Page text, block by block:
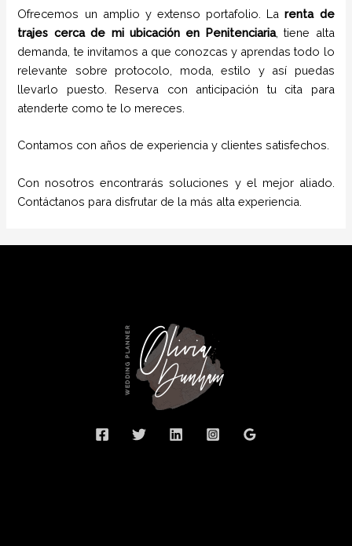
Ofrecemos un amplio y extenso portafolio. Larenta de
trajes cerca de mi ubicación en Penitenciaria, tiene alta
demanda, te invitamos a que conozcas y aprendas todo lo
relevante sobre protocolo, moda, estilo y así puedas
llevarlo puesto. Reserva con anticipación tu cita para
atenderte como te lo mereces.
Contamos con años de experiencia y clientes satisfechos.
Con nosotros encontrarás soluciones y el mejor aliado.
Contáctanos para disfrutar de la más alta experiencia.